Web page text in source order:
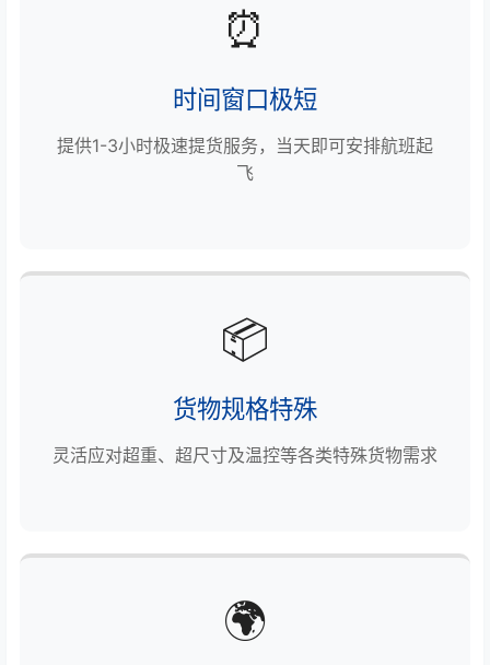
⏰
时间窗口极短
提供1-3小时极速提货服务，当天即可安排航班起
飞
📦
货物规格特殊
灵活应对超重、超尺寸及温控等各类特殊货物需求
🌍